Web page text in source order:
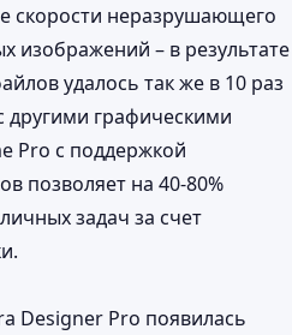
скорости неразрушающего
изображений – в результате
удалось так же в 10 раз
другими графическими
Pro с поддержкой
позволяет на 40-80%
задач за счет
Designer Pro появилась